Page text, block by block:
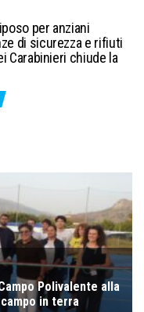
per anziani
di sicurezza e rifiuti
Carabinieri chiude la